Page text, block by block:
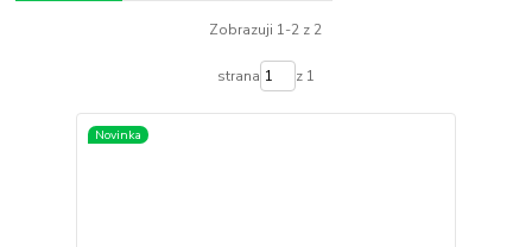
Zobrazuji 1-2 z 2
strana z 1
Novinka